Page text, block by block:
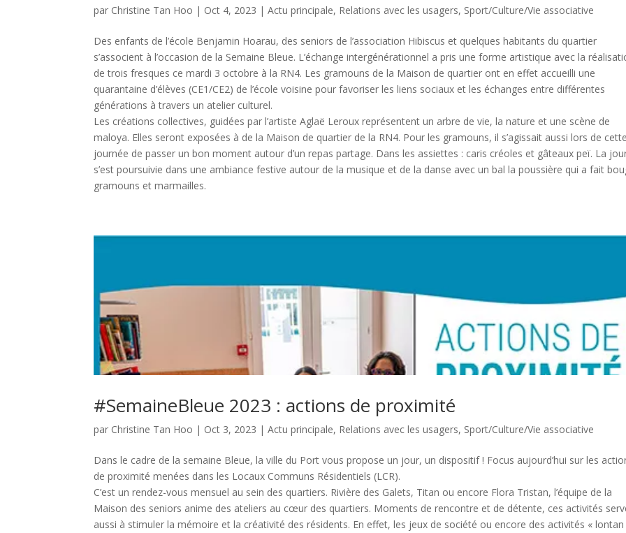
par Christine Tan Hoo | Oct 4, 2023 |Actu principale, Relations avec les usagers, Sport/Culture/Vie associative
Des enfants de l’école Benjamin Hoarau, des seniors de l’association Hibiscus et quelques habitants du quartier
s’associent à l’occasion de la Semaine Bleue. L’échange intergénérationnel a pris une forme artistique avec la
de trois fresques ce mardi 3 octobre à la RN4. Les gramouns de la Maison de quartier ont en effet accueilli une
quarantaine d’élèves (CE1/CE2) de l’école voisine pour favoriser les liens sociaux et les échanges entre différentes
générations à travers un atelier culturel.
Les créations collectives, guidées par l’artiste Aglaë Leroux représentent un arbre de vie, la nature et une scène de
maloya. Elles seront exposées à de la Maison de quartier de la RN4. Pour les gramouns, il s’agissait aussi lors de
journée de passer un bon moment autour d’un repas partage. Dans les assiettes : caris créoles et gâteaux peï. La
s’est poursuivie dans une ambiance festive autour de la musique et de la danse avec un bal la poussière qui a fait
gramouns et marmailles.
#SemaineBleue 2023 : actions de proximité
par Christine Tan Hoo | Oct 3, 2023 |Actu principale, Relations avec les usagers, Sport/Culture/Vie associative
Dans le cadre de la semaine Bleue, la ville du Port vous propose un jour, un dispositif ! Focus aujourd’hui sur les
de proximité menées dans les Locaux Communs Résidentiels (LCR).
C’est un rendez-vous mensuel au sein des quartiers. Rivière des Galets, Titan ou encore Flora Tristan, l’équipe de la
Maison des seniors anime des ateliers au cœur des quartiers. Moments de rencontre et de détente, ces activités
aussi à stimuler la mémoire et la créativité des résidents. En effet, les jeux de société ou encore des activités « lontan